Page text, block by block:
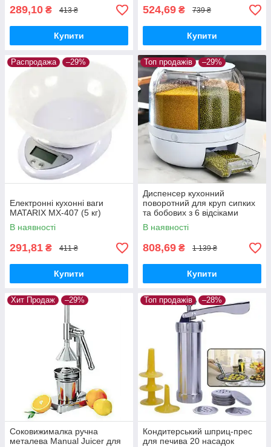
289,10 ₴ 413 ₴
Купити
524,69 ₴ 739 ₴
Купити
Распродажа –29%
Електронні кухонні ваги
MATARIX MX-407 (5 кг)
В наявності
291,81 ₴ 411 ₴
Купити
Топ продажів –29%
Диспенсер кухонний
поворотний для круп сипких
та бобових з 6 відсіками
(прозоро-білий)
В наявності
808,69 ₴ 1 139 ₴
Купити
Хит Продаж –29%
Соковижималка ручна
металева Manual Juicer для
Топ продажів –28%
Кондитерський шприц-прес
для печива 20 насадок